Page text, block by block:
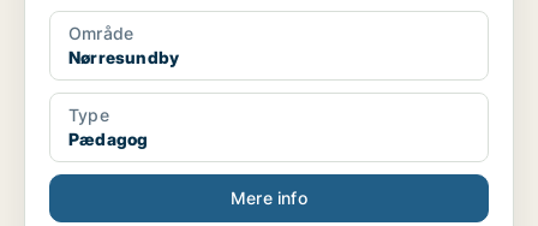
Område
Nørresundby
Type
Pædagog
Mere info